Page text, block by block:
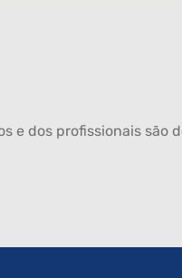
e dos profissionais são